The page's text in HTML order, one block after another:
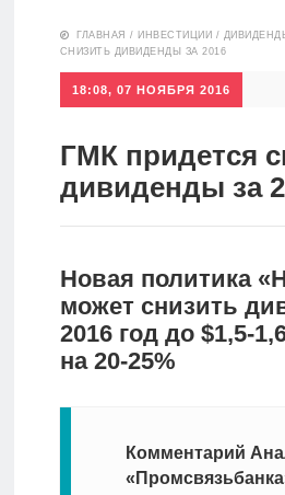
СделаноАналитика
Инвестиции
Дивиденды
анализ
Видео
ГЛАВНАЯ / ИНВЕСТИЦИИ /
СНИЗИТЬ ДИВИДЕНДЫ ЗА 2016
18:08, 07 НОЯБРЯ 2016
ГМК придется
дивиденды за
Новая политика
может снизить
2016 год до $1,5-
на 20-25%
Комментарий